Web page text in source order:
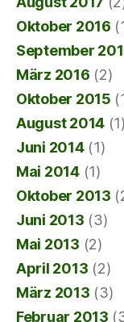
Oktober 2016
September
März 2016 (2)
Oktober 2015
August 2014 (1)
Juni 2014(1)
Mai 2014(1)
Oktober 2013
Juni 2013 (3)
Mai 2013 (2)
April 2013 (2)
März 2013 (3)
Februar 2013